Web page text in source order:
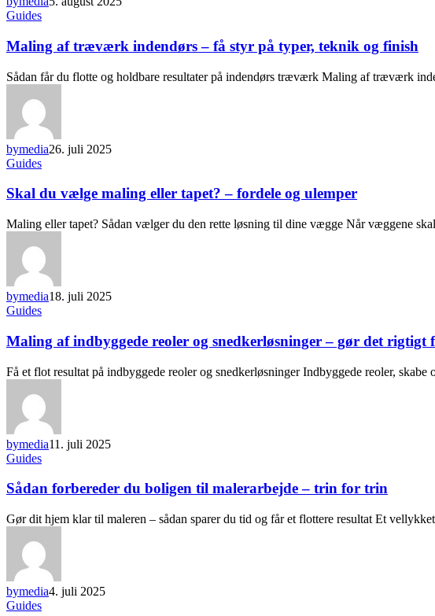
Guides
Maling af træværk indendørs – få styr på typer, teknik og finish
Sådan får du flotte og holdbare resultater på indendørs træværk Maling af træværk
bymedia26. juli 2025
Guides
Skal du vælge maling eller tapet? – fordele og ulemper
Maling eller tapet? Sådan vælger du den rette løsning til dine vægge Når væggene
bymedia18. juli 2025
Guides
Maling af indbyggede reoler og snedkerløsninger – gør det rigtigt
Få et flot resultat på indbyggede reoler og snedkerløsninger Indbyggede reoler,
bymedia11. juli 2025
Guides
Sådan forbereder du boligen til malerarbejde – trin for trin
Gør dit hjem klar til maleren – sådan sparer du tid og får et flottere resultat Et
bymedia4. juli 2025
Guides